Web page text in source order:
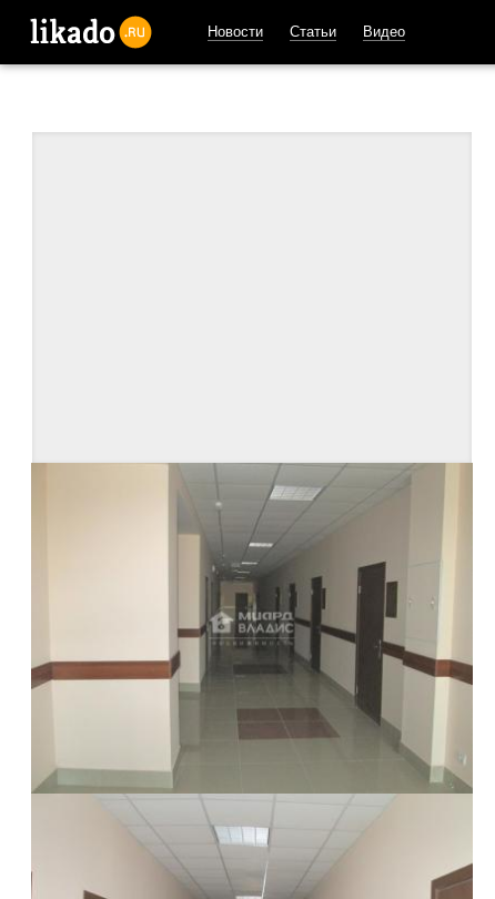
Новости Статьи Видео